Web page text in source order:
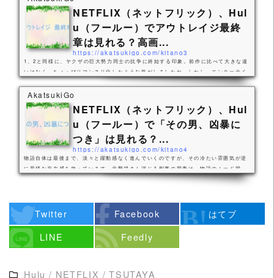
ってきますね。そして北野武監督映画と言えば、やっぱりえげつないバイオレンス描
写は外せませんよね。特に印象に残ったのは、歯科医院で大友が治療中の村瀬の口に
器具を捻じ込み、思い切りかき回すシーン。北...
NETFLIX（ネットフリック）、Hul
u（フールー）でアウトレイジ最終
章は見れる？高画...
https://akatsukigo.com/kitano3
1、2と同様に、ヤクザの巨大勢力同士の抗争に終始する印象。前作に比べて大きな違
いはなく、ちょっぴりマンネリ化したような気がしましたね。しかし、エンターテイ
メントとしての要素はクライマックスに相応しく、完全に振り切っていて爽快感があ
りますよ。ド派手な銃撃戦や豪華俳優陣による怒号の応酬も健在。特に西田敏行さん
の熱量は迫力満点でしたね。何より義理人情に厚い大友が最後まで筋を通し、死んで
いった物語の終わりとして、かっこいい人間の一生を追うことができたと思いまし
た。特に印象深いのが、前作で木村組組長を殺...
AkatsukiGo
NETFLIX（ネットフリック）、Hul
u（フールー）で「その男、凶暴に
つき」は見れる？...
https://akatsukigo.com/kitano4
物語自体は最後まで、淡々と躍動感なく進んでいくのですが、その冷たい雰囲気が逆
に異様な存在感を放っています。北野武さん演じる刑事の我妻は、物語のムード同
様、何をするにも無感情な様子。どんな不条理な事態に見舞われても困惑せず、何も
感じでとても引き込まれましたね。例えば、親友の岩城が麻薬を横流ししているとい
う情報を得るシーンは、武さんのバイオレンス...
Twitter Facebook
はてブ
LINE
Feedly
Hulu / NETFLIX / TSUTAYA